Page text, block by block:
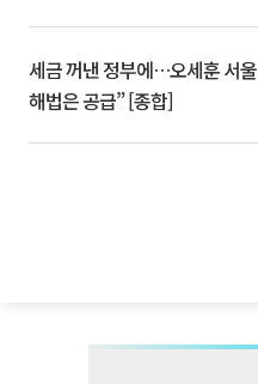
세금 꺼낸 정부에…오세훈 서
해법은 공급” [종합]